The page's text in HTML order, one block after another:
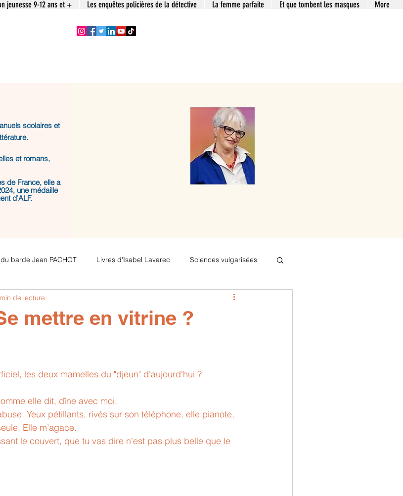
jeunesse 9-12 ans et + Les enquêtes policières de la détective La femme parfaite Et que tombent les masques More
scolaires et
et romans,
de France, elle a
une médaille
d’ALF.
barde Jean PACHOT Livres d'Isabel Lavarec Sciences vulgarisées
avec clés de lecture de
mettre en vitrine ?
de lecture
et superficiel, les deux mamelles du "djeun" d'aujourd'hui ?
elle dit, dîne avec moi.
Yeux pétillants, rivés sur son téléphone, elle pianote,
Elle m’agace.
le couvert, que tu vas dire n'est pas plus belle que le